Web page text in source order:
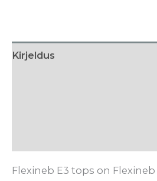
Kirjeldus
Flexineb E3 tops on